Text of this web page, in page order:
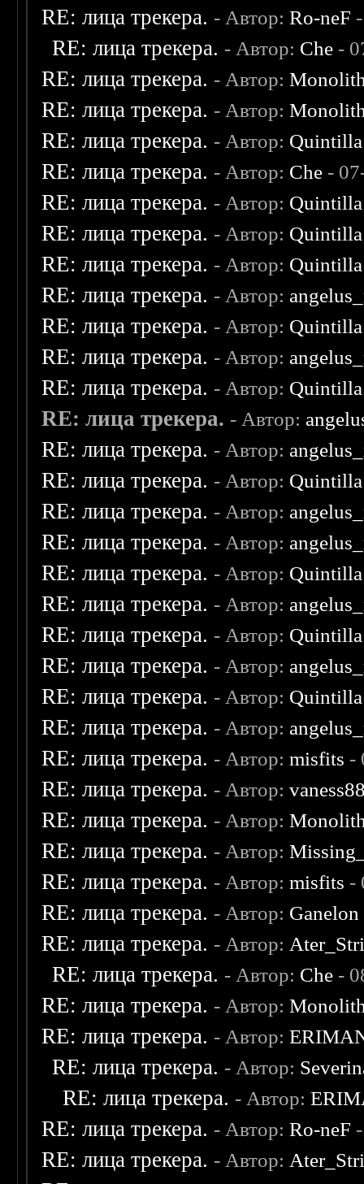
RE: лица трекера. - Автор:Ro-neF
RE: лица трекера. - Автор: Che -
RE: лица трекера. - Автор:
RE: лица трекера. - Автор:
RE: лица трекера. - Автор: Quintilla
RE: лица трекера. - Автор: Che -
RE: лица трекера. - Автор: Quintilla
RE: лица трекера. - Автор: Quintilla
RE: лица трекера. - Автор: Quintilla
RE: лица трекера. - Автор:
RE: лица трекера. - Автор: Quintilla
RE: лица трекера. - Автор:
RE: лица трекера. - Автор: Quintilla
RE: лица трекера. - Автор:
RE: лица трекера. - Автор:
RE: лица трекера. - Автор: Quintilla
RE: лица трекера. - Автор:
RE: лица трекера. - Автор:
RE: лица трекера. - Автор: Quintilla
RE: лица трекера. - Автор:
RE: лица трекера. - Автор: Quintilla
RE: лица трекера. - Автор:
RE: лица трекера. - Автор: Quintilla
RE: лица трекера. - Автор:
RE: лица трекера. - Автор:misfits -
RE: лица трекера. - Автор:
RE: лица трекера. - Автор:
RE: лица трекера. - Автор:
RE: лица трекера. - Автор:misfits -
RE: лица трекера. - Автор: Ganelon
RE: лица трекера. - Автор:
RE: лица трекера. - Автор: Che -
RE: лица трекера. - Автор:
RE: лица трекера. - Автор:
RE: лица трекера. - Автор:
RE: лица трекера. - Автор:
RE: лица трекера. - Автор:Ro-neF
RE: лица трекера. - Автор: